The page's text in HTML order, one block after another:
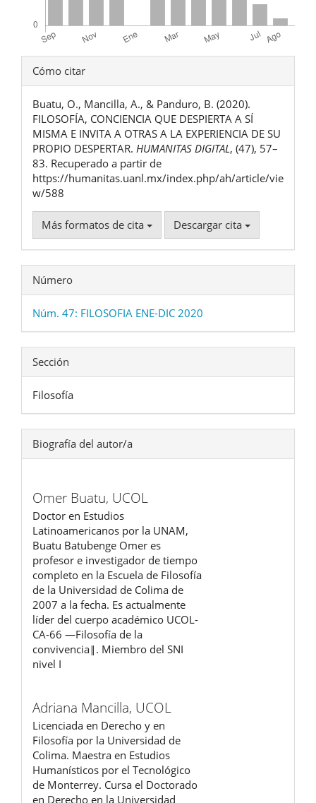
Detalles
del
artículo
Cómo citar
Buatu, O., Mancilla, A., & Panduro, B. (2020).
FILOSOFÍA, CONCIENCIA QUE DESPIERTA A SÍ
MISMA E INVITA A OTRAS A LA EXPERIENCIA DE SU
PROPIO DESPERTAR. HUMANITAS DIGITAL, (47), 57–
83. Recuperado a partir de
https://humanitas.uanl.mx/index.php/ah/article/vie
w/588
Más formatos de cita Descargar cita
Número
Núm. 47: FILOSOFIA ENE-DIC 2020
Sección
Filosofía
Biografía del autor/a
Omer Buatu, UCOL
Doctor en Estudios
Latinoamericanos por la UNAM,
Buatu Batubenge Omer es
profesor e investigador de tiempo
completo en la Escuela de Filosofía
de la Universidad de Colima de
2007 a la fecha. Es actualmente
líder del cuerpo académico UCOL-
CA-66 ―Filosofía de la
convivencia‖. Miembro del SNI
nivel I
Adriana Mancilla, UCOL
Licenciada en Derecho y en
Filosofía por la Universidad de
Colima. Maestra en Estudios
Humanísticos por el Tecnológico
de Monterrey. Cursa el Doctorado
en Derecho en la Universidad